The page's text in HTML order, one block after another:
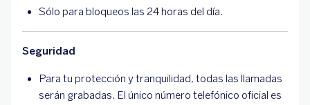
Sólo para bloqueos las 24 horas del día.
Seguridad
Para tu protección y tranquilidad, todas las llamadas
serán grabadas. El único número telefónico oficial es